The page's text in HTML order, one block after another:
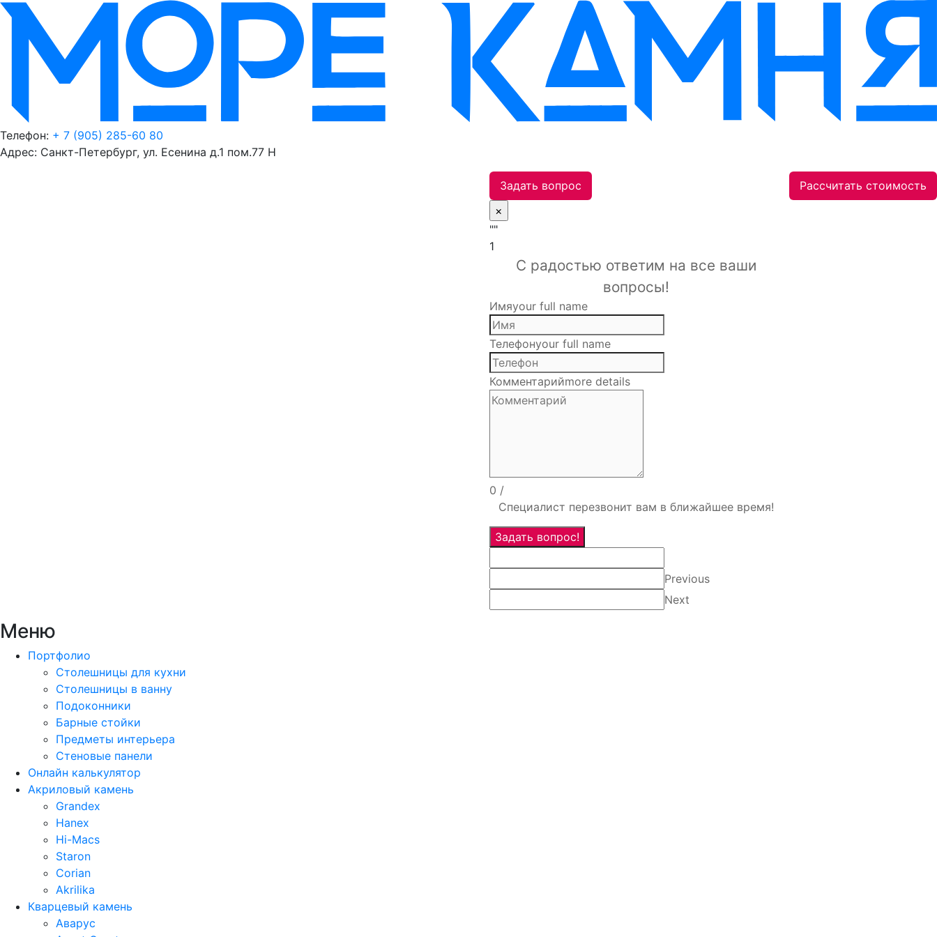
Телефон: + 7 (905) 285-60 80
Адрес: Санкт-Петербург, ул. Есенина д.1 пом.77 Н
Задать вопрос
×
""
1
С радостью ответим на все ваши
вопросы!
Имяyour full name
Телефонyour full name
Комментарийmore details
0 /
Специалист перезвонит вам в ближайшее время!
Задать вопрос!
Previous
Next
Рассчитать стоимость
Меню
Портфолио
Столешницы для кухни
Столешницы в ванну
Подоконники
Барные стойки
Предметы интерьера
Стеновые панели
Онлайн калькулятор
Акриловый камень
Grandex
Hanex
Hi-Macs
Staron
Corian
Akrilika
Кварцевый камень
Аварус